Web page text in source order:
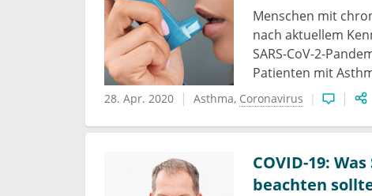
Menschen mit
nach aktuellem
SARS-CoV-2-
Patienten mit
28. Apr. 2020 Asthma Coronavirus
COVID-19:
beachten